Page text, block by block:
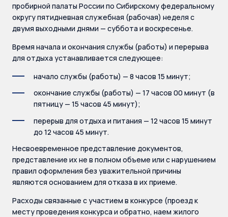
пробирной палаты России по Сибирскому федеральному
округу пятидневная служебная (рабочая) неделя с
двумя выходными днями — суббота и воскресенье.
Время начала и окончания службы (работы) и перерыва
для отдыха устанавливается следующее:
начало службы (работы) — 8 часов 15 минут;
окончание службы (работы) — 17 часов 00 минут (в
пятницу — 15 часов 45 минут);
перерыв для отдыха и питания — 12 часов 15 минут
до 12 часов 45 минут.
Несвоевременное представление документов,
представление их не в полном объеме или с нарушением
правил оформления без уважительной причины
являются основанием для отказа в их приеме.
Расходы связанные с участием в конкурсе (проезд к
месту проведения конкурса и обратно, наем жилого